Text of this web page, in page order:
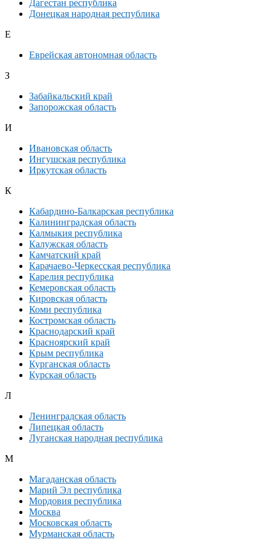
Дагестан республика
Донецкая народная республика
Е
Еврейская автономная область
З
Забайкальский край
Запорожская область
И
Ивановская область
Ингушская республика
Иркутская область
К
Кабардино-Балкарская республика
Калининградская область
Калмыкия республика
Калужская область
Камчатский край
Карачаево-Черкесская республика
Карелия республика
Кемеровская область
Кировская область
Коми республика
Костромская область
Краснодарский край
Красноярский край
Крым республика
Курганская область
Курская область
Л
Ленинградская область
Липецкая область
Луганская народная республика
М
Магаданская область
Марий Эл республика
Мордовия республика
Москва
Московская область
Мурманская область